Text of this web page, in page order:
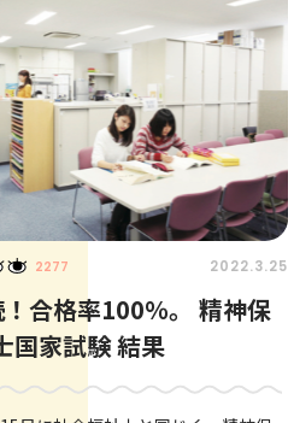
2277 2022.3.25
合格率100％。 精神保
国家試験 結果